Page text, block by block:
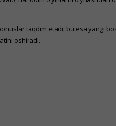
taqdim etadi, bu esa yangi
oshiradi.